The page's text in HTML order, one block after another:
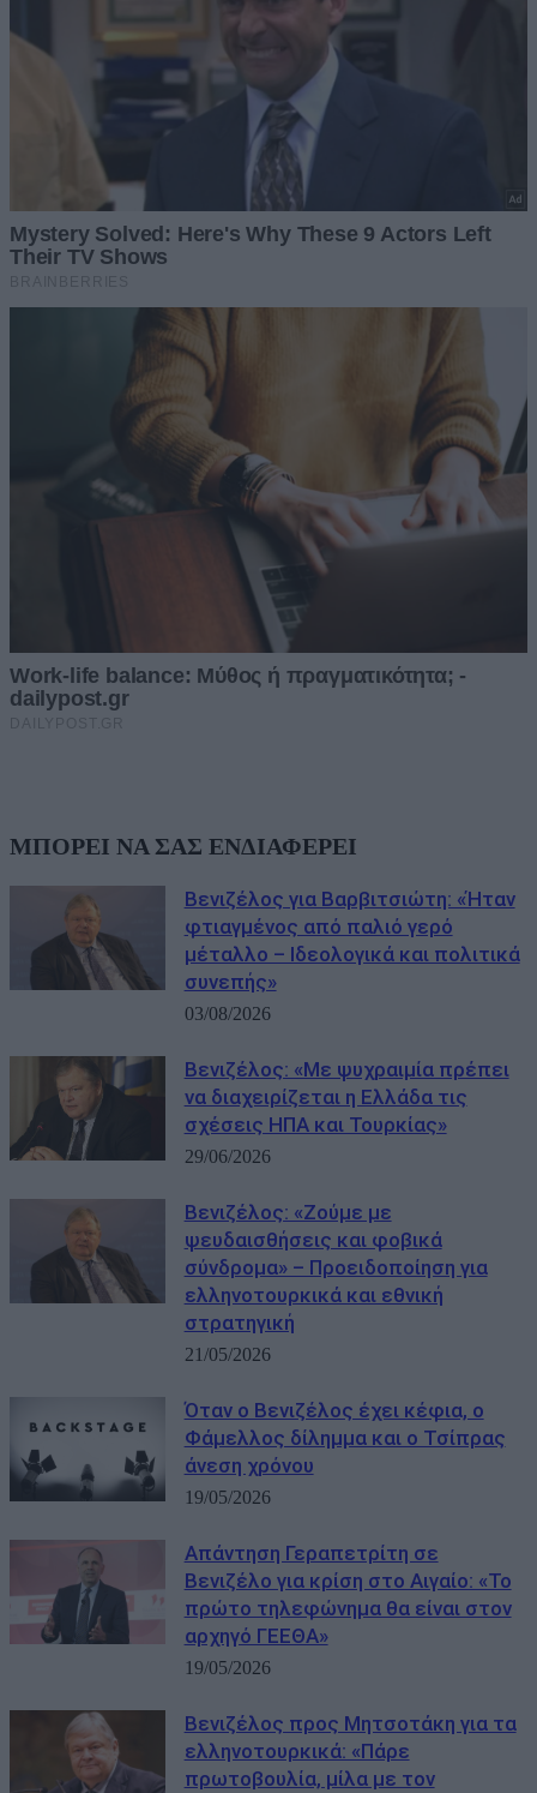
ΜΠΟΡΕΙ ΝΑ ΣΑΣ ΕΝΔΙΑΦΕΡΕΙ
Βενιζέλος για Βαρβιτσιώτη: «Ήταν
φτιαγμένος από παλιό γερό
μέταλλο – Ιδεολογικά και πολιτικά
συνεπής»
03/08/2026
Βενιζέλος: «Με ψυχραιμία πρέπει
να διαχειρίζεται η Ελλάδα τις
σχέσεις ΗΠΑ και Τουρκίας»
29/06/2026
Βενιζέλος: «Ζούμε με
ψευδαισθήσεις και φοβικά
σύνδρομα» – Προειδοποίηση για
ελληνοτουρκικά και εθνική
στρατηγική
21/05/2026
Όταν ο Βενιζέλος έχει κέφια, ο
Φάμελλος δίλημμα και ο Τσίπρας
άνεση χρόνου
19/05/2026
Απάντηση Γεραπετρίτη σε
Βενιζέλο για κρίση στο Αιγαίο: «Το
πρώτο τηλεφώνημα θα είναι στον
αρχηγό ΓΕΕΘΑ»
19/05/2026
Βενιζέλος προς Μητσοτάκη για τα
ελληνοτουρκικά: «Πάρε
πρωτοβουλία, μίλα με τον